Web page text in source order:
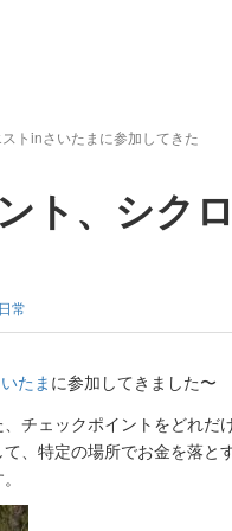
トinさいたまに参加してきた
ト、シク
日常
たまに参加してきました〜
チェックポイントをどれだ
、特定の場所でお金を落と